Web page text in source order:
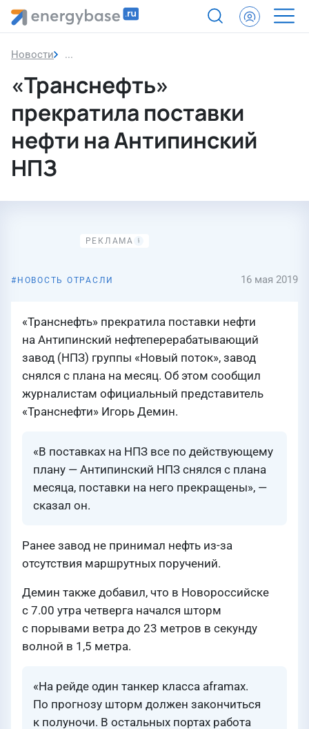
Новости «Транснефть» прекратила поставки нефти на
«Транснефть»
прекратила поставки
нефти на Антипинский
НПЗ
НОВОСТЬ ОТРАСЛИ 16 мая 2019
«Транснефть» прекратила поставки нефти
на Антипинский нефтеперерабатывающий
завод (НПЗ) группы «Новый поток», завод
снялся с плана на месяц. Об этом сообщил
журналистам официальный представитель
«Транснефти» Игорь Демин.
«В поставках на НПЗ все по действующему
плану — Антипинский НПЗ снялся с плана
месяца, поставки на него прекращены», —
сказал он.
Ранее завод не принимал нефть из-за
отсутствия маршрутных поручений.
Демин также добавил, что в Новороссийске
с 7.00 утра четверга начался шторм
с порывами ветра до 23 метров в секунду
волной в 1,5 метра.
«На рейде один танкер класса aframax.
По прогнозу шторм должен закончиться
к полуночи. В остальных портах работа